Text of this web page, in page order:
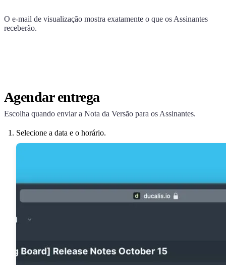
O e-mail de visualização mostra exatamente o que os Assinantes
receberão.
Agendar entrega
Escolha quando enviar a Nota da Versão para os Assinantes.
Selecione a data e o horário.